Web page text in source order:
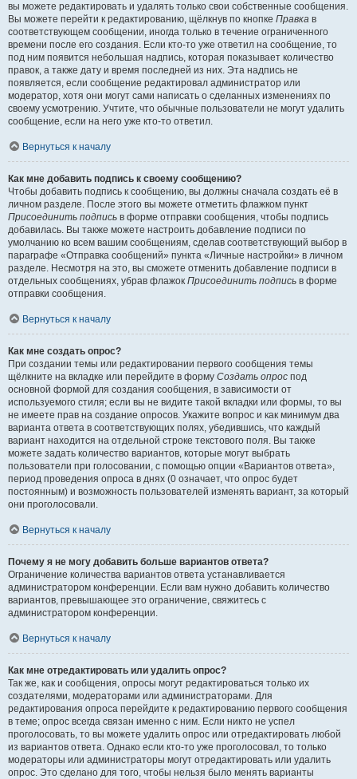
вы можете редактировать и удалять только свои собственные сообщения.
Вы можете перейти к редактированию, щёлкнув по кнопке Правка в
соответствующем сообщении, иногда только в течение ограниченного
времени после его создания. Если кто-то уже ответил на сообщение, то
под ним появится небольшая надпись, которая показывает количество
правок, а также дату и время последней из них. Эта надпись не
появляется, если сообщение редактировал администратор или
модератор, хотя они могут сами написать о сделанных изменениях по
своему усмотрению. Учтите, что обычные пользователи не могут удалить
сообщение, если на него уже кто-то ответил.
Вернуться к началу
Как мне добавить подпись к своему сообщению?
Чтобы добавить подпись к сообщению, вы должны сначала создать её в
личном разделе. После этого вы можете отметить флажком пункт
Присоединить подпись в форме отправки сообщения, чтобы подпись
добавилась. Вы также можете настроить добавление подписи по
умолчанию ко всем вашим сообщениям, сделав соответствующий выбор в
параграфе «Отправка сообщений» пункта «Личные настройки» в личном
разделе. Несмотря на это, вы сможете отменить добавление подписи в
отдельных сообщениях, убрав флажок Присоединить подпись в форме
отправки сообщения.
Вернуться к началу
Как мне создать опрос?
При создании темы или редактировании первого сообщения темы
щёлкните на вкладке или перейдите в форму Создать опрос под
основной формой для создания сообщения, в зависимости от
используемого стиля; если вы не видите такой вкладки или формы, то вы
не имеете прав на создание опросов. Укажите вопрос и как минимум два
варианта ответа в соответствующих полях, убедившись, что каждый
вариант находится на отдельной строке текстового поля. Вы также
можете задать количество вариантов, которые могут выбрать
пользователи при голосовании, с помощью опции «Вариантов ответа»,
период проведения опроса в днях (0 означает, что опрос будет
постоянным) и возможность пользователей изменять вариант, за который
они проголосовали.
Вернуться к началу
Почему я не могу добавить больше вариантов ответа?
Ограничение количества вариантов ответа устанавливается
администратором конференции. Если вам нужно добавить количество
вариантов, превышающее это ограничение, свяжитесь с
администратором конференции.
Вернуться к началу
Как мне отредактировать или удалить опрос?
Так же, как и сообщения, опросы могут редактироваться только их
создателями, модераторами или администраторами. Для
редактирования опроса перейдите к редактированию первого сообщения
в теме; опрос всегда связан именно с ним. Если никто не успел
проголосовать, то вы можете удалить опрос или отредактировать любой
из вариантов ответа. Однако если кто-то уже проголосовал, то только
модераторы или администраторы могут отредактировать или удалить
опрос. Это сделано для того, чтобы нельзя было менять варианты